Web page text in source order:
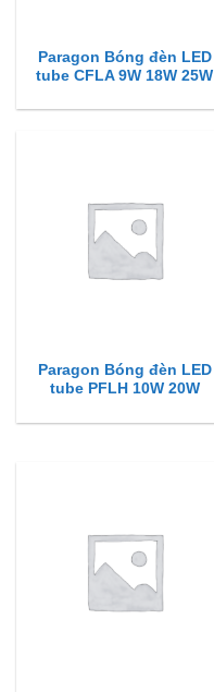
Paragon Bóng đèn LED
tube CFLA 9W 18W 25W
Paragon Bóng đèn LED
tube PFLH 10W 20W